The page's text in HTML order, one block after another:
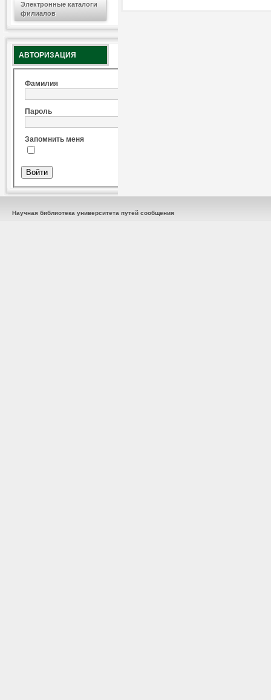
Электронные каталоги
филиалов
АВТОРИЗАЦИЯ
Фамилия
Пароль
Запомнить меня
Научная библиотека университета путей сообщения